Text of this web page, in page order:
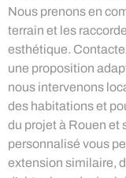
Nous prenons en
terrain et les
esthétique.
une proposition
nous intervenons
des habitations et
du projet à Rouen et
personnalisé vous
extension similaire,